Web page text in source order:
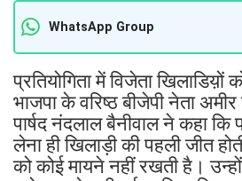
WhatsApp Group
प्रतियोगिता में विजेता
भाजपा के वरिष्ठ बीजेपी नेता
पार्षद नंदलाल बैनीवाल ने कहा कि
लेना ही खिलाड़ी की पहली जीत
को कोई मायने नहीं रखती है।